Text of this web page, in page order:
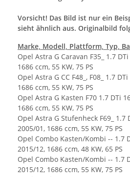
Vorsicht! Das Bild ist nur ein
sieht ähnlich aus. Originalbild
Marke, Modell, Plattform, Typ,
Opel Astra G Caravan F35_ 1.7
1686 ccm, 55 KW, 75 PS
Opel Astra G CC F48_, F08_ 1.7
1686 ccm, 55 KW, 75 PS
Opel Astra G Kasten F70 1.7 DTi
1686 ccm, 55 KW, 75 PS
Opel Astra G Stufenheck F69_ 1.7
2005/01, 1686 ccm, 55 KW, 75 PS
Opel Combo Kasten/Kombi -- 1.7
2015/12, 1686 ccm, 48 KW, 65 PS
Opel Combo Kasten/Kombi -- 1.7
2015/12, 1686 ccm, 55 KW, 75 PS